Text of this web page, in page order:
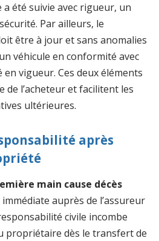
été suivie avec rigueur, un
Par ailleurs, le
être à jour et sans anomalies
véhicule en conformité avec
vigueur. Ces deux éléments
de l’acheteur et facilitent les
ultérieures.
après
main cause décès
auprès de l’assureur
civile incombe
propriétaire dès le transfert de